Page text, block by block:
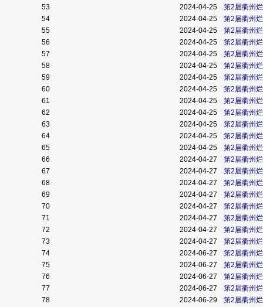
53
2024-04-25
第2届衢州
54
2024-04-25
第2届衢州
55
2024-04-25
第2届衢州
56
2024-04-25
第2届衢州
57
2024-04-25
第2届衢州
58
2024-04-25
第2届衢州
59
2024-04-25
第2届衢州
60
2024-04-25
第2届衢州
61
2024-04-25
第2届衢州
62
2024-04-25
第2届衢州
63
2024-04-25
第2届衢州
64
2024-04-25
第2届衢州
65
2024-04-25
第2届衢州
66
2024-04-27
第2届衢州
67
2024-04-27
第2届衢州
68
2024-04-27
第2届衢州
69
2024-04-27
第2届衢州
70
2024-04-27
第2届衢州
71
2024-04-27
第2届衢州
72
2024-04-27
第2届衢州
73
2024-04-27
第2届衢州
74
2024-06-27
第2届衢州
75
2024-06-27
第2届衢州
76
2024-06-27
第2届衢州
77
2024-06-27
第2届衢州
78
2024-06-29
第2届衢州